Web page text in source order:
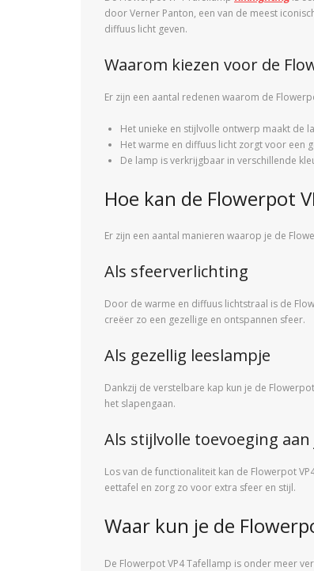
door Verner Panton, een van de meest
diffuus licht geven.
Waarom kiezen voor de
Er zijn een aantal redenen waarom de
Het unieke en stijlvolle ontwerp maakt de
Het warme en diffuus licht zorgt voor een
De lamp is verkrijgbaar in verschillende
Hoe kan de Flowerpot
Er zijn een aantal manieren waarop je de
Als sfeerverlichting
Door de warme en diffuus lichtstraal is de
creëer zo een gezellige en ontspannen sfeer.
Als gezellig leeslampje
Dankzij de verstelbare kap kun je de
het slapengaan.
Als stijlvolle toevoeging
Los van de functionaliteit kan de Flowerpot
eettafel en zorg zo voor extra sfeer en stijl.
Waar kun je de
De Flowerpot VP4 Tafellamp is onder meer